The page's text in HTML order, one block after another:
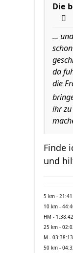
Die
...
da
die
ihr
Finde
und
5 km -
10 km -
HM -
25 km -
M -
50 km -